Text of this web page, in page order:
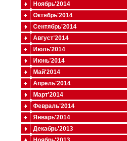
Ноябрь'2014
Октябрь'2014
Сентябрь'2014
Август'2014
Июль'2014
Июнь'2014
Май'2014
Апрель'2014
Март'2014
Февраль'2014
Январь'2014
Декабрь'2013